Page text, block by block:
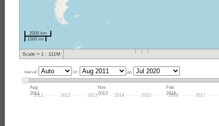
2000 km
1000 mi
Scale = 1 : 111M
Interval: От: до:
2011
Aug
2011
2012 2013
Nov
2013
2014 2015 2016
Feb
2016
2017